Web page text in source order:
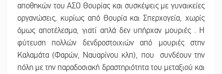
αποθηκών του ΑΣΟ Θουρίας και συσκέψεις με γυναικείες
οργανώσεις, κυρίως από Θουρία και Σπερχογεία, χωρίς
όμως αποτέλεσμα, γιατί απλά δεν υπήρχαν μουριές . Η
φύτευση πολλών δενδροστοιχιών από μουριές στην
Καλαμάτα (Φαρών, Ναυαρίνου κλπ), που συνδέουν την
πόλη με την παραδοσιακή δραστηριότητα του μεταξιού και